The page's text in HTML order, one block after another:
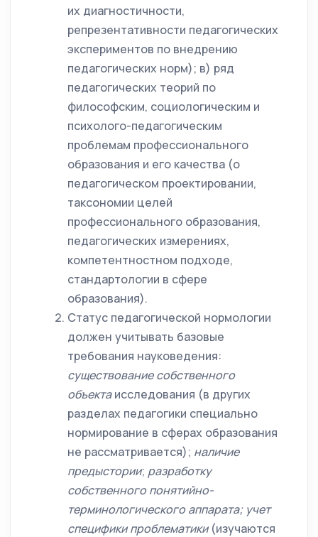
их диагностичности,
репрезентативности педагогических
экспериментов по внедрению
педагогических норм); в) ряд
педагогических теорий по
философским, социологическим и
психолого-педагогическим
проблемам профессионального
образования и его качества (о
педагогическом проектировании,
таксономии целей
профессионального образования,
педагогических измерениях,
компетентностном подходе,
стандартологии в сфере
образования).
Статус педагогической нормологии
должен учитывать базовые
требования науковедения:
существование собственного
объектаисследования (в других
разделах педагогики специально
нормирование в сферах образования
не рассматривается); наличие
предыстории; разработку
собственного понятийно-
терминологического аппарата; учет
специфики проблематики(изучаются